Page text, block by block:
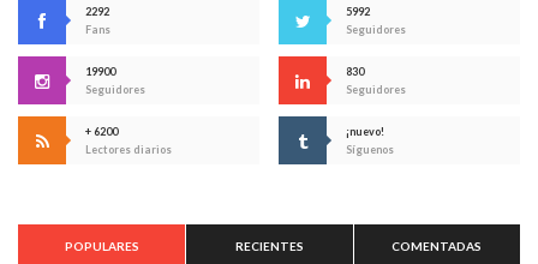
2292
Fans
5992
Seguidores
19900
Seguidores
830
Seguidores
+ 6200
Lectores diarios
¡nuevo!
Síguenos
POPULARES RECIENTES COMENTADAS